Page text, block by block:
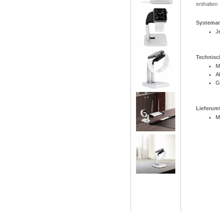
enthalten